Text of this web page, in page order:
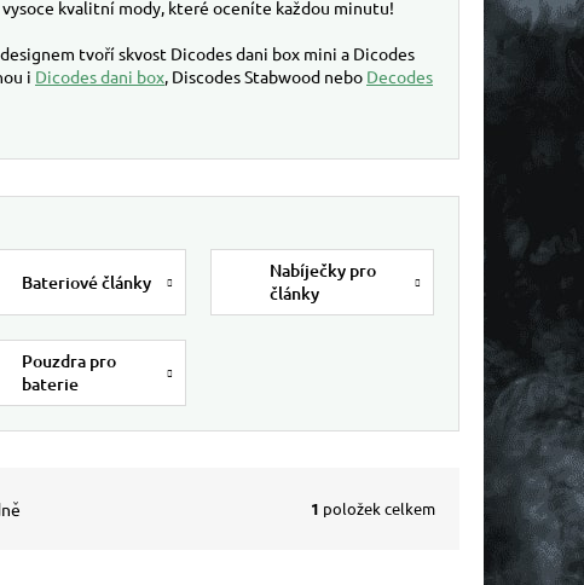
kvalitní mody, které oceníte každou minutu!
tvoří skvost Dicodes dani box mini a Dicodes
i Dicodes dani box , Discodes Stabwood nebo Decodes
Bateriové články
Nabíječky pro
články
Pouzdra pro
baterie
1 položek celkem